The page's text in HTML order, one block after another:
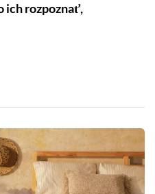
ich rozpoznať,